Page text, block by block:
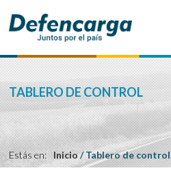
TABLERO DE CONTROL
Estás en: Inicio/Tablero de control